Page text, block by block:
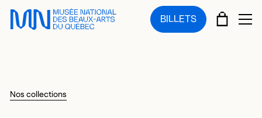
Sauter au menu principal
Sauter au contenu principal
Sauter au pied de page
BILLETS PANIER
Nos collections